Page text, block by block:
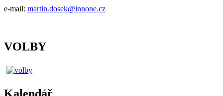
e-mail: martin.dosek@innone.cz
VOLBY